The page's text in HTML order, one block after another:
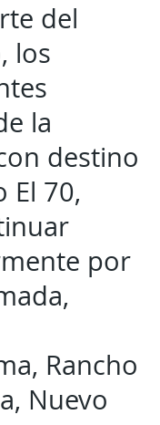
del
los
la
destino
El 70,
por
Rancho
Nuevo